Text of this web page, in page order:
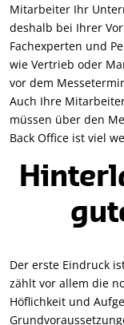
Mitarbeiter Ihr
deshalb bei Ihrer
Fachexperten und
wie Vertrieb oder
vor dem
Auch Ihre
müssen über den
Back Office ist viel
Der erste Eindruck
zählt vor allem die
Höflichkeit und